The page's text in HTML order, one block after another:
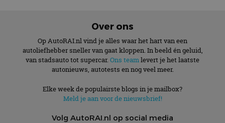
Over ons
Op AutoRAI.nl vind je alles waar het hart van een
autoliefhebber sneller van gaat kloppen. In beeld én geluid,
van stadsauto tot supercar. Ons teamlevert je het laatste
autonieuws, autotests en nog veel meer.
Elke week de populairste blogs in je mailbox?
Meld je aan voor de nieuwsbrief!
Volg AutoRAI.nl op social media